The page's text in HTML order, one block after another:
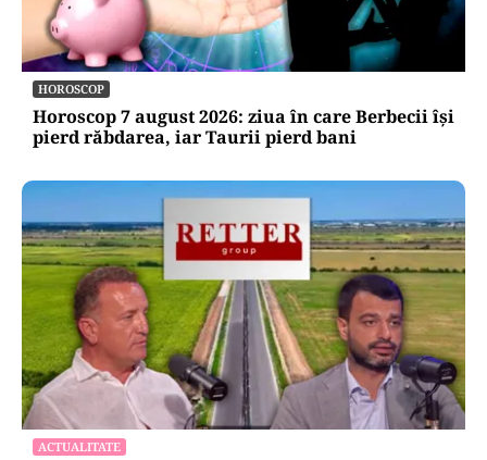
HOROSCOP
Horoscop 7 august 2026: ziua în care Berbecii își
pierd răbdarea, iar Taurii pierd bani
ACTUALITATE